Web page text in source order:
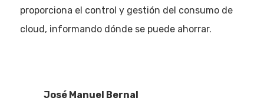
proporciona el control y gestión del consumo de
cloud, informando dónde se puede ahorrar.
José Manuel Bernal